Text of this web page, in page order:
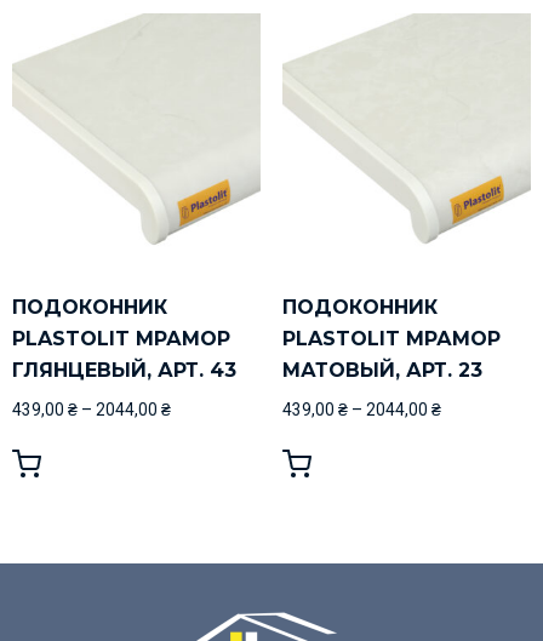
ПОДОКОННИК
PLASTOLIT МРАМОР
ГЛЯНЦЕВЫЙ, АРТ. 43
439,00 ₴ – 2044,00 ₴
ПОДОКОННИК
PLASTOLIT МРАМОР
МАТОВЫЙ, АРТ. 23
439,00 ₴– 2044,00 ₴